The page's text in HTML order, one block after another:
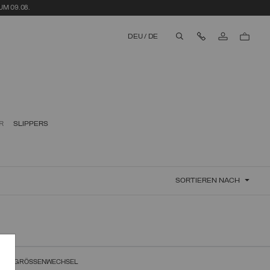
09.08.
DEU / DE Kontaktieren
SLIPPERS
SORTIEREN NACH
GRÖSSENWECHSEL